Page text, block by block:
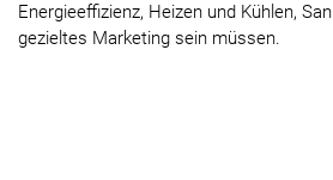
Energieeffizienz, Heizen und Kühlen,
gezieltes Marketing sein müssen.